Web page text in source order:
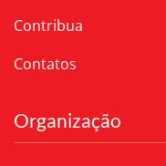
Contribua
Contatos
Organização